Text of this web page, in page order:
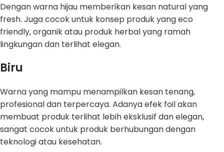
Dengan warna hijau memberikan kesan natural yang
fresh. Juga cocok untuk konsep produk yang eco
friendly, organik atau produk herbal yang ramah
lingkungan dan terlihat elegan.
Biru
Warna yang mampu menampilkan kesan tenang,
profesional dan terpercaya. Adanya efek foil akan
membuat produk terlihat lebih eksklusif dan elegan,
sangat cocok untuk produk berhubungan dengan
teknologi atau kesehatan.